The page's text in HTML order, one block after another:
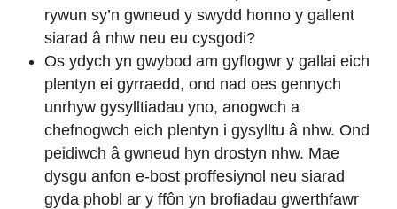
rywun sy’n gwneud y swydd honno y gallent
siarad â nhw neu eu cysgodi?
Os ydych yn gwybod am gyflogwr y gallai eich
plentyn ei gyrraedd, ond nad oes gennych
unrhyw gysylltiadau yno, anogwch a
chefnogwch eich plentyn i gysylltu â nhw. Ond
peidiwch â gwneud hyn drostyn nhw. Mae
dysgu anfon e-bost proffesiynol neu siarad
gyda phobl ar y ffôn yn brofiadau gwerthfawr